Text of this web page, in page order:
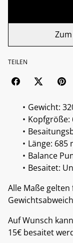
TEILEN
Gewicht:
Kopfgröße:
Länge: 685
Balance
Besaitet:
Alle Maße
Auf Wunsch
15€ besaitet